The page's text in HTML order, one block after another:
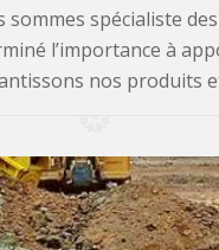
sommes spécialiste
l’importance à
nos produits